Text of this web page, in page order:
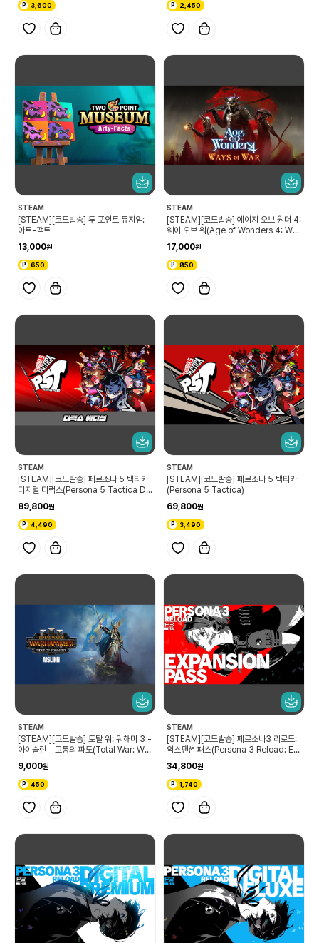
3,600 2,450
STEAM
[STEAM][코드발송] 투 포인트 뮤지엄:
아트-팩트
13,000
650
STEAM
[STEAM][코드발송] 에이지 오브 원더 4:
웨이 오브 워(Age of Wonders 4: Way
17,000
850
STEAM
[STEAM][코드발송] 페르소나 5 택티카
디지털 디럭스(Persona 5 Tactica Di
89,800
4,490
STEAM
[STEAM][코드발송] 페르소나 5 택티카
(Persona 5 Tactica)
69,800
3,490
STEAM
[STEAM][코드발송] 토탈 워: 워해머 3 -
아이슬린 - 고통의 파도(Total War: WA
orment)
9,000
450
STEAM
[STEAM][코드발송] 페르소나3 리로드:
익스팬션 패스(Persona 3 Reload: Ex
34,800
1,740